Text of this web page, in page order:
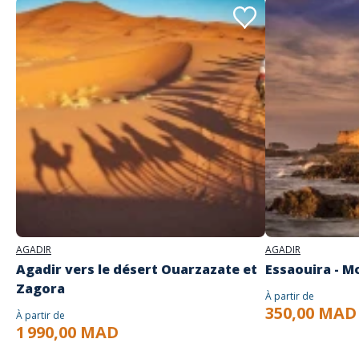
AGADIR
Agadir vers le désert Ouarzazate et
Zagora
À partir de
1 990,00 MAD
AGADIR
Essaouira -
À partir de
350,00 MAD